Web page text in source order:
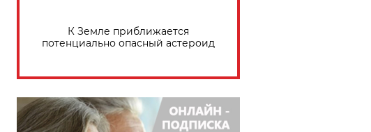
К Земле приближается
потенциально опасный астероид